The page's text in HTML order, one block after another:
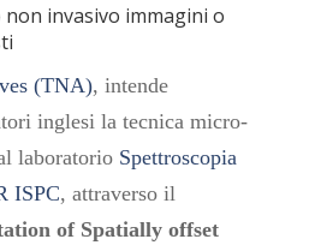
invasivo immagini o
(TNA), intende
inglesi la tecnica micro-
laboratorio Spettroscopia
ISPC, attraverso il
of Spatially offset